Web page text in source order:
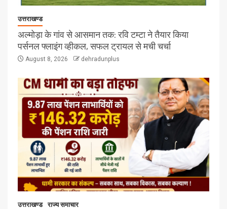
उत्तराखण्ड
अल्मोड़ा के गांव से आसमान तक: रवि टम्टा ने तैयार किया
पर्सनल फ्लाइंग व्हीकल, सफल ट्रायल से मची चर्चा
August 8, 2026 dehradunplus
उत्तराखण्ड राज्य समाचार